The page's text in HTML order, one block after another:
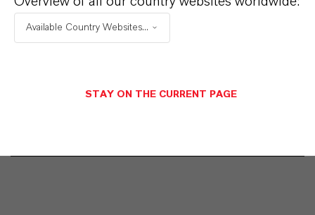
Mannheim
Available Country Websites...
STAY ON THE CURRENT PAGE